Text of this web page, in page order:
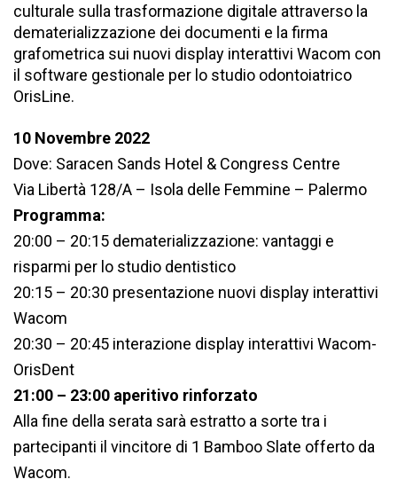
culturale sulla trasformazione digitale attraverso la
dematerializzazione dei documenti e la firma
grafometrica sui nuovi display interattivi Wacom con
il software gestionale per lo studio odontoiatrico
OrisLine.
10 Novembre 2022
Dove: Saracen Sands Hotel & Congress Centre
Via Libertà 128/A – Isola delle Femmine – Palermo
Programma:
20:00 – 20:15 dematerializzazione: vantaggi e
risparmi per lo studio dentistico
20:15 – 20:30 presentazione nuovi display interattivi
Wacom
20:30 – 20:45 interazione display interattivi Wacom-
OrisDent
21:00 – 23:00 aperitivo rinforzato
Alla fine della serata sarà estratto a sorte tra i
partecipanti il vincitore di 1 Bamboo Slate offerto da
Wacom.